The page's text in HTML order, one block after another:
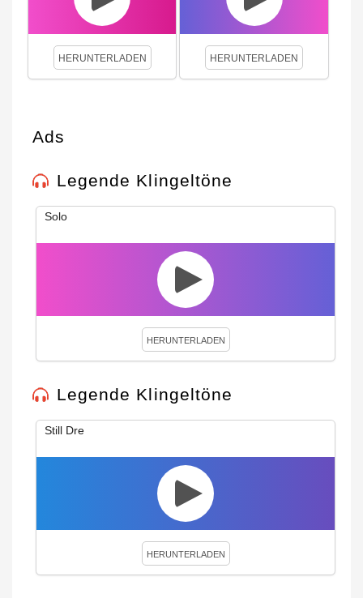
HERUNTERLADEN HERUNTERLADEN
Ads
Legende Klingeltöne
Solo
HERUNTERLADEN
Legende Klingeltöne
Still Dre
HERUNTERLADEN